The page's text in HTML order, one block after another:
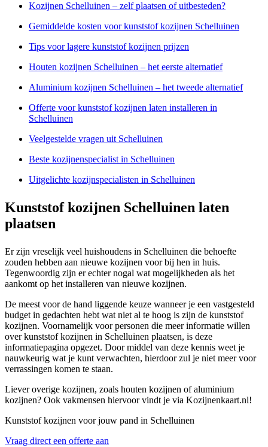
Kozijnen Schelluinen – zelf plaatsen of uitbesteden?
Gemiddelde kosten voor kunststof kozijnen Schelluinen
Tips voor lagere kunststof kozijnen prijzen
Houten kozijnen Schelluinen – het eerste alternatief
Aluminium kozijnen Schelluinen – het tweede alternatief
Offerte voor kunststof kozijnen laten installeren in
Schelluinen
Veelgestelde vragen uit Schelluinen
Beste kozijnenspecialist in Schelluinen
Uitgelichte kozijnspecialisten in Schelluinen
Kunststof kozijnen Schelluinen laten
plaatsen
Er zijn vreselijk veel huishoudens in Schelluinen die behoefte
zouden hebben aan nieuwe kozijnen voor bij hen in huis.
Tegenwoordig zijn er echter nogal wat mogelijkheden als het
aankomt op het installeren van nieuwe kozijnen.
De meest voor de hand liggende keuze wanneer je een vastgesteld
budget in gedachten hebt wat niet al te hoog is zijn de kunststof
kozijnen. Voornamelijk voor personen die meer informatie willen
over kunststof kozijnen in Schelluinen plaatsen, is deze
informatiepagina opgezet. Door middel van deze kennis weet je
nauwkeurig wat je kunt verwachten, hierdoor zul je niet meer voor
verrassingen komen te staan.
Liever overige kozijnen, zoals houten kozijnen of aluminium
kozijnen? Ook vakmensen hiervoor vindt je via Kozijnenkaart.nl!
Kunststof kozijnen voor jouw pand in Schelluinen
Vraag direct een offerte aan